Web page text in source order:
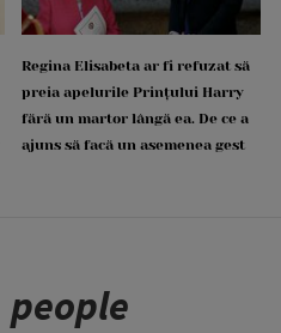
Regina Elisabeta ar fi refuzat să
preia apelurile Prințului Harry
fără un martor lângă ea. De ce a
ajuns să facă un asemenea gest
people